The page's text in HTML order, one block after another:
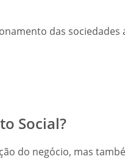
das
Social?
do negócio, mas